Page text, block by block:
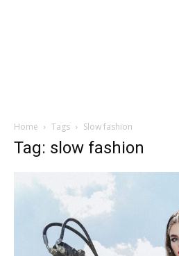
Home Tags Slow fashion
Tag: slow fashion